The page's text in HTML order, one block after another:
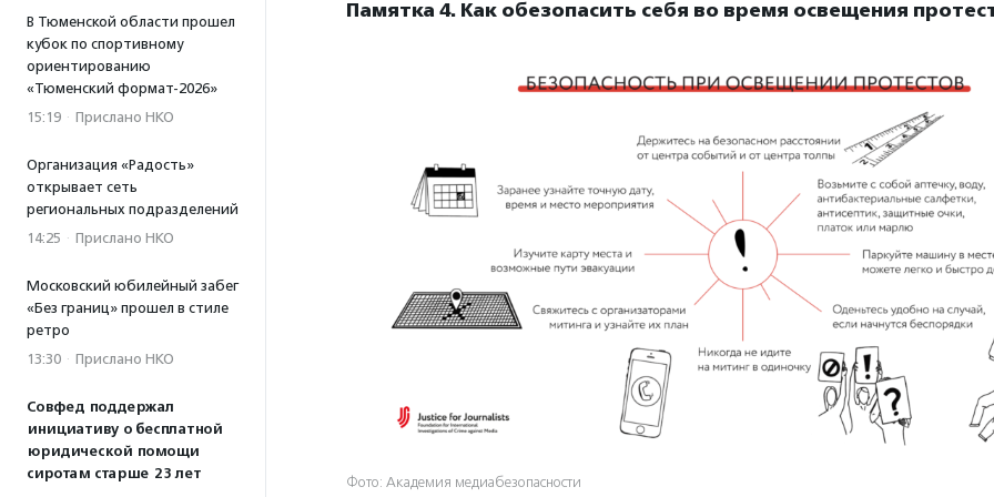
В Тюменской области прошел
кубок по спортивному
ориентированию
«Тюменский формат-2026»
15:19 · Прислано НКО
Организация «Радость»
открывает сеть
региональных подразделений
14:25 · Прислано НКО
Московский юбилейный забег
«Без границ» прошел в стиле
ретро
13:30 · Прислано НКО
Совфед поддержал
инициативу о бесплатной
юридической помощи
сиротам старше 23 лет
Памятка 4. Как обезопасить себя во время освещения
Фото: Академия медиабезопасности